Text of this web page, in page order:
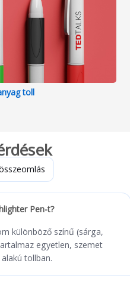
toll
Pen-t?
különböző színű (sárga,
egyetlen, szemet
tollban.